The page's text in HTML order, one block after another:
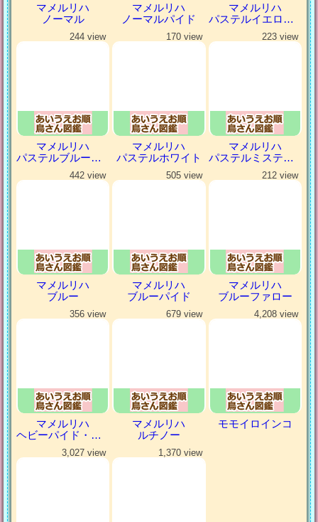
マメルリハ
ノーマル
マメルリハ
ノーマルパイド
マメルリハ
パステルイエローファロー
244 view
マメルリハ
パステルブルーパイド
170 view
マメルリハ
パステルホワイト
223 view
マメルリハ
パステルミスティダークグリーン
442 view
マメルリハ
ブルー
505 view
マメルリハ
ブルーパイド
212 view
マメルリハ
ブルーファロー
356 view
マメルリハ
ヘビーパイド・パステルコバルト
679 view
マメルリハ
ルチノー
4,208 view
モモイロインコ
3,027 view 1,370 view